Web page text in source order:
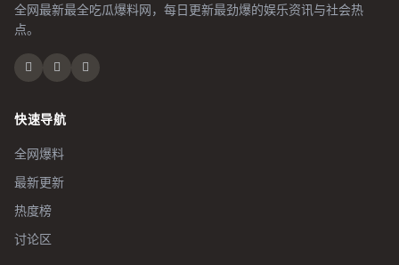
全网最新最全吃瓜爆料网，每日更新最劲爆的娱乐资讯与社会热
点。
快速导航
全网爆料
最新更新
热度榜
讨论区